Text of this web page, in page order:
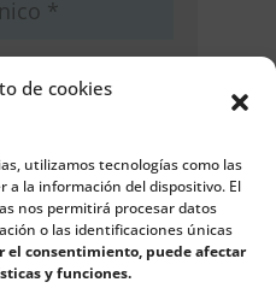
de cookies
utilizamos tecnologías como las
a la información del dispositivo. El
nos permitirá procesar datos
o las identificaciones únicas
el consentimiento, puede afectar
y funciones.
este navegador
comente.
comentario